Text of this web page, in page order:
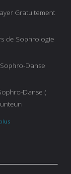
Gratuitement
de Sophrologie
Danse
Danse (